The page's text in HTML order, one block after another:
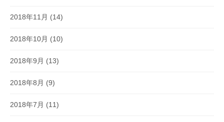
2018年11月 (14)
2018年10月 (10)
2018年9月 (13)
2018年8月 (9)
2018年7月 (11)